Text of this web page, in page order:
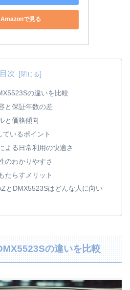
Amazonで見る
目次
の違いを比較
と保証年数の差
と価格傾向
ているポイント
よる日常利用の快適さ
のわかりやすさ
たらすメリット
とDMX5523Sはどんな人に向い
の違いを比較